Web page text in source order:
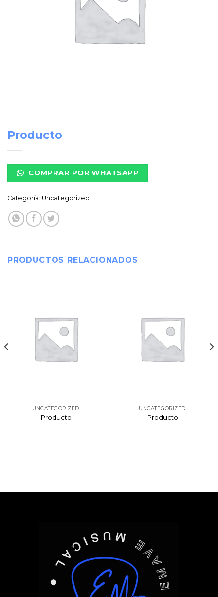
Producto
COMPRAR POR WHATSAPP
Categoría: Uncategorized
PRODUCTOS RELACIONADOS
UNCATEGORIZED
Producto
UNCATEGORIZED
Producto